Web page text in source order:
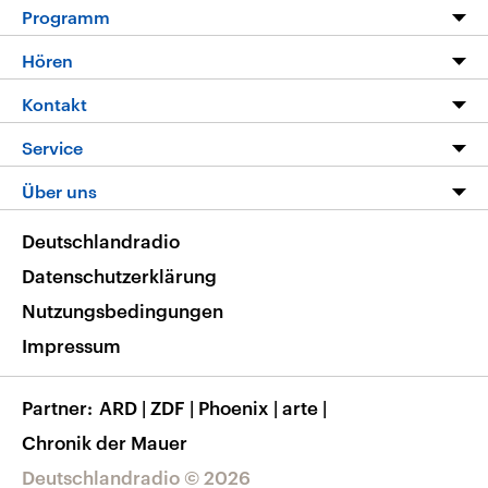
Programm
Programm
Die Nachrichten
Nachrichtenleicht
Neue Beiträge auf dlf.de
Hören
Livestream
Podcasts
Deutschlandfunk App
Nachrichten App
Frequenzen
Kontakt
Hörerservice
Service
FAQ
Veranstaltungen
Musikliste
RSS
Über uns
Barrierefreiheit
Deutschlandradio © 2026
Deutschlandradio
Datenschutzerklärung
Nutzungsbedingungen
Impressum
Partner ARD | ZDF | Phoenix | arte |
Chronik der Mauer